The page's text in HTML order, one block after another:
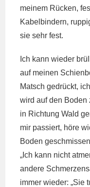
meinem Rücken,
Kabelbindern,
sie sehr fest.
Ich kann wieder
auf meinen
Matsch gedrückt,
wird auf den Boden
in Richtung Wald
mir passiert, höre
Boden
„Ich kann nicht
andere
immer wieder: „Sie